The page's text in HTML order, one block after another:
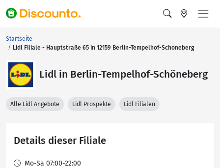
Startseite
Lidl Filiale - Hauptstraße 65 in 12159 Berlin-Tempelhof-Schöneberg
Lidl in Berlin-Tempelhof-Schöneberg
Alle Lidl Angebote Lidl Prospekte Lidl Filialen
Details dieser Filiale
Mo-Sa 07:00-22:00